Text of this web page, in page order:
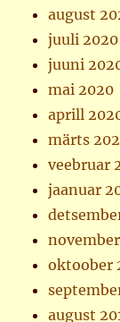
august
juuli 2020
juuni
mai 2020
aprill
märts
veebruar
jaanuar
oktoober
august